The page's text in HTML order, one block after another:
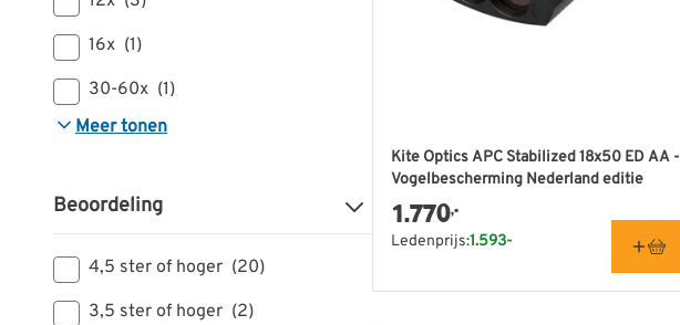
16x (1)
30-60x (1)
Meer tonen
Beoordeling
4,5 ster of hoger (20)
3,5 ster of hoger (2)
Kite Optics APC Stabilized 18x50 ED AA -
Vogelbescherming Nederland editie
1.770,-
Ledenprijs:1.593-